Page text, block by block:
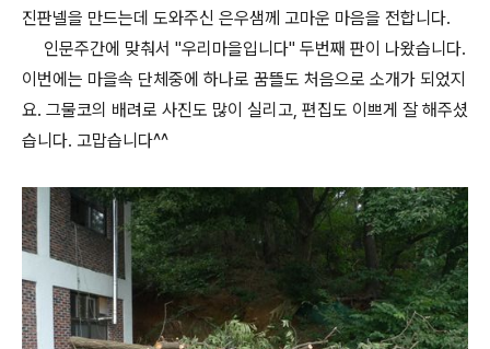
진판넬을 만드는데 도와주신 은우샘께 고마운 마음을 전합니다.
인문주간에 맞춰서 "우리마을입니다" 두번째 판이 나왔습니다.
이번에는 마을속 단체중에 하나로 꿈뜰도 처음으로 소개가 되었지
요. 그물코의 배려로 사진도 많이 실리고, 편집도 이쁘게 잘 해주셨
습니다. 고맙습니다^^